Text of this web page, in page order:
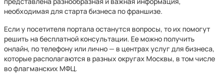
необходимая для старта бизнеса по франшизе.
Если у посетителя портала останутся вопросы, то их помогут
решить на бесплатной консультации. Ее можно получить
онлайн, по телефону или лично — в центрах услуг для бизнеса,
которые располагаются в разных округах Москвы, в том числе
во флагманских МФЦ.